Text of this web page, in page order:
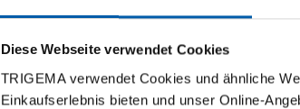
Diese Webseite verwendet Cookies
TRIGEMA verwendet Cookies und ähnliche
Einkaufserlebnis bieten und unser Online-